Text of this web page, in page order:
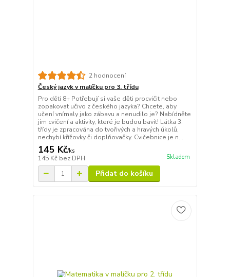
2 hodnocení
Český jazyk v malíčku pro 3. třídu
Pro děti 8+ Potřebují si vaše děti procvičit nebo
zopakovat učivo z českého jazyka? Chcete, aby
učení vnímaly jako zábavu a nenudilo je? Nabídněte
jim cvičení a aktivity, které je budou bavit! Látka 3.
třídy je zpracována do tvořivých a hravých úkolů,
nechybí křížovky či doplňovačky. Cvičebnice je n...
145 Kč/ks
145 Kč bez DPH Skladem
Přidat do košíku